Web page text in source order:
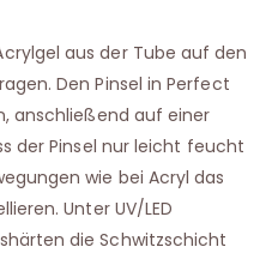
aus der Tube auf den
Den Pinsel in Perfect
anschließend auf einer
der Pinsel nur leicht feucht
wie bei Acryl das
Unter UV/LED
die Schwitzschicht